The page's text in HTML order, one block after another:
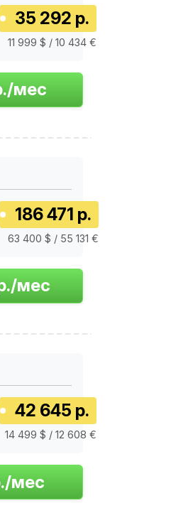
35 292 р.
11 999 $ / 10 434 €
186 471 р.
63 400 $ / 55 131 €
42 645 р.
14 499 $ / 12 608 €